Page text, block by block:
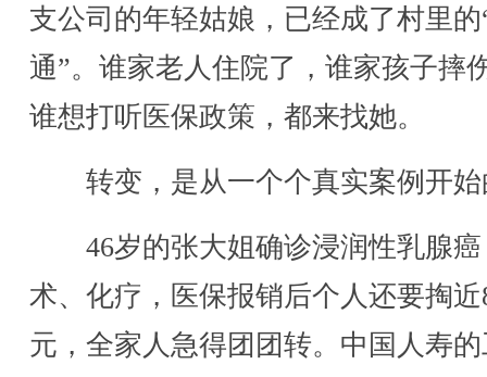
支公司的年轻姑娘，已经成了村里的
通”。谁家老人住院了，谁家孩子摔
谁想打听医保政策，都来找她。
转变，是从一个个真实案例开始
46岁的张大姐确诊浸润性乳腺癌
术、化疗，医保报销后个人还要掏近
元，全家人急得团团转。中国人寿